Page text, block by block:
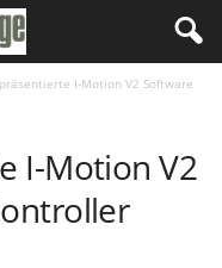
I-Motion V2 Software
I-Motion V2